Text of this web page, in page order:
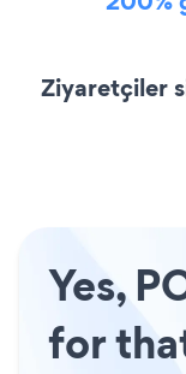
Ziyaretçiler
Yes,
for